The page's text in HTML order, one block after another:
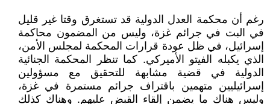
رغم أن محكمة العدل الدولية قد تستغرق وقتا غير قليل
في البت في جرائم غزة، وليس من المضمون محاكمة
إسرائيل، في ظل عودة قرارات المحكمة لمجلس الأمن،
الذي يكبله الفيتو الأميركي. كما تنظر المحكمة الجنائية
الدولية في قضية مشابهة للتحقيق مع مسؤولين
إسرائيليين متهمين باقتراف جرائم مستمرة في غزة،
وليس هناك ما يضمن إلقاء القبض عليهم. وهناك كذلك